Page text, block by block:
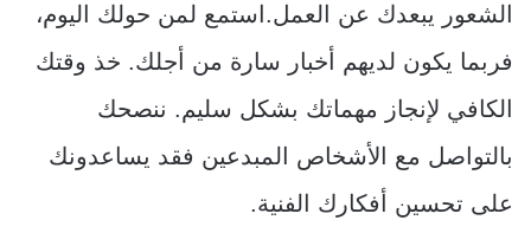
الشعور يبعدك عن العمل.استمع لمن حولك اليوم،
فربما يكون لديهم أخبار سارة من أجلك. خذ وقتك
الكافي لإنجاز مهماتك بشكل سليم. ننصحك
بالتواصل مع الأشخاص المبدعين فقد يساعدونك
على تحسين أفكارك الفنية.